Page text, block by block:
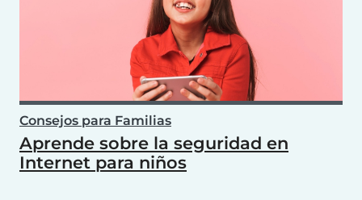
Consejos para Familias
Aprende sobre la seguridad en
Internet para niños